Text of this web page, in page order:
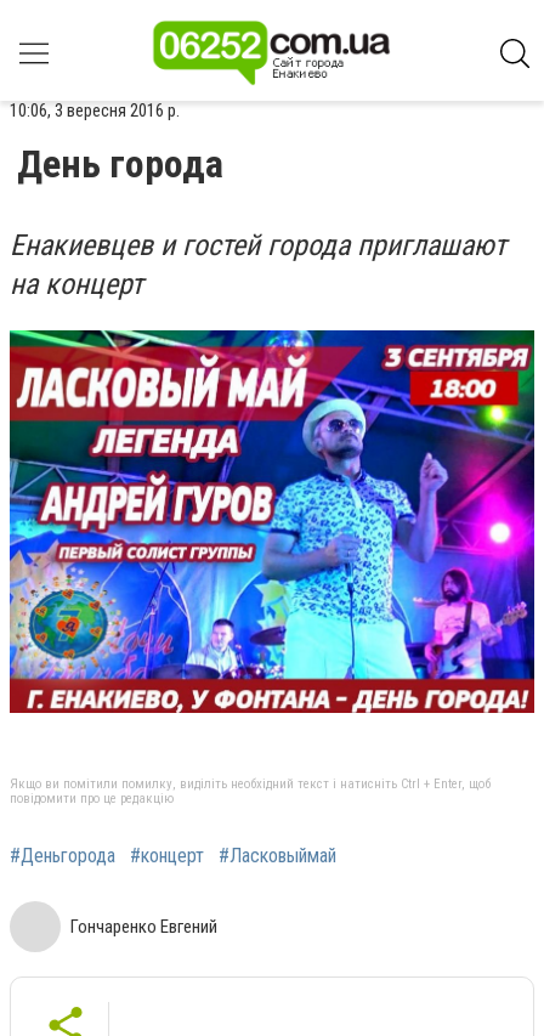
10:06, 3 вересня 2016 р.
День города
Енакиевцев и гостей города приглашают
на концерт
Якщо ви помітили помилку, виділіть необхідний текст і натисніть Ctrl + Enter, щоб
повідомити про це редакцію
#Деньгорода #концерт #Ласковыймай
Гончаренко Евгений